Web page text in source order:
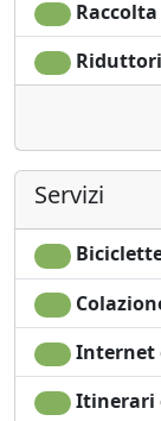
Riduttori
Servizi
Internet
Itinerari